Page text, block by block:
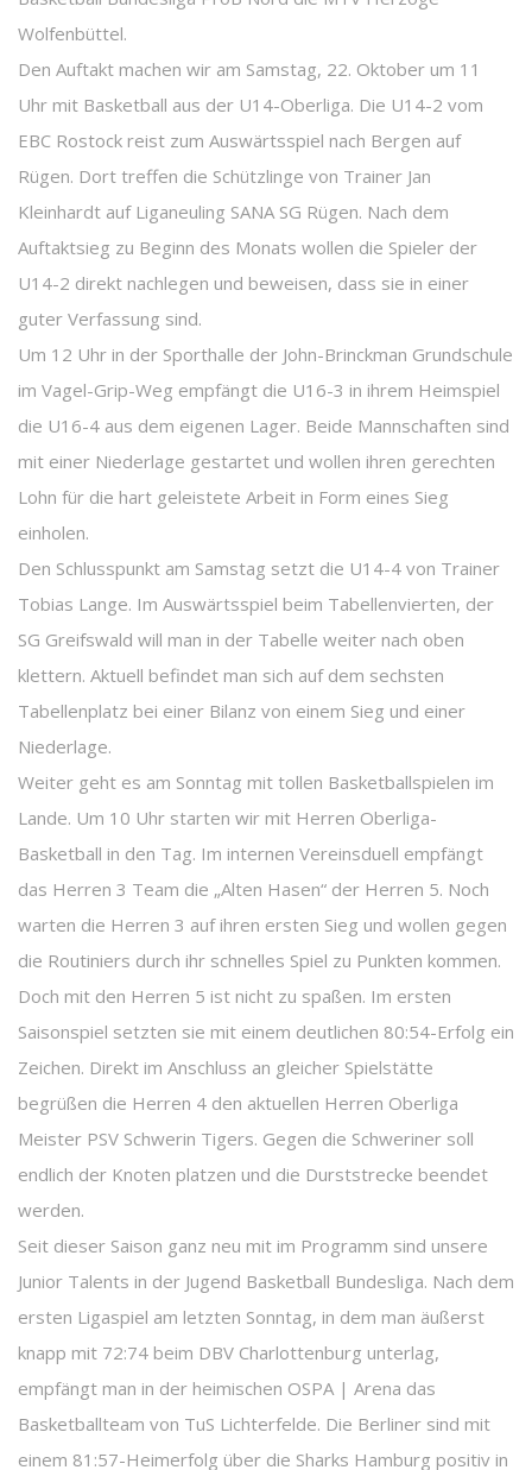
Wolfenbüttel.
Den Auftakt machen wir am Samstag, 22. Oktober um 11
Uhr mit Basketball aus der U14-Oberliga. Die U14-2 vom
EBC Rostock reist zum Auswärtsspiel nach Bergen auf
Rügen. Dort treffen die Schützlinge von Trainer Jan
Kleinhardt auf Liganeuling SANA SG Rügen. Nach dem
Auftaktsieg zu Beginn des Monats wollen die Spieler der
U14-2 direkt nachlegen und beweisen, dass sie in einer
guter Verfassung sind.
Um 12 Uhr in der Sporthalle der John-Brinckman Grundschule
im Vagel-Grip-Weg empfängt die U16-3 in ihrem Heimspiel
die U16-4 aus dem eigenen Lager. Beide Mannschaften sind
mit einer Niederlage gestartet und wollen ihren gerechten
Lohn für die hart geleistete Arbeit in Form eines Sieg
einholen.
Den Schlusspunkt am Samstag setzt die U14-4 von Trainer
Tobias Lange. Im Auswärtsspiel beim Tabellenvierten, der
SG Greifswald will man in der Tabelle weiter nach oben
klettern. Aktuell befindet man sich auf dem sechsten
Tabellenplatz bei einer Bilanz von einem Sieg und einer
Niederlage.
Weiter geht es am Sonntag mit tollen Basketballspielen im
Lande. Um 10 Uhr starten wir mit Herren Oberliga-
Basketball in den Tag. Im internen Vereinsduell empfängt
das Herren 3 Team die „Alten Hasen“ der Herren 5. Noch
warten die Herren 3 auf ihren ersten Sieg und wollen gegen
die Routiniers durch ihr schnelles Spiel zu Punkten kommen.
Doch mit den Herren 5 ist nicht zu spaßen. Im ersten
Saisonspiel setzten sie mit einem deutlichen 80:54-Erfolg ein
Zeichen. Direkt im Anschluss an gleicher Spielstätte
begrüßen die Herren 4 den aktuellen Herren Oberliga
Meister PSV Schwerin Tigers. Gegen die Schweriner soll
endlich der Knoten platzen und die Durststrecke beendet
werden.
Seit dieser Saison ganz neu mit im Programm sind unsere
Junior Talents in der Jugend Basketball Bundesliga. Nach dem
ersten Ligaspiel am letzten Sonntag, in dem man äußerst
knapp mit 72:74 beim DBV Charlottenburg unterlag,
empfängt man in der heimischen OSPA | Arena das
Basketballteam von TuS Lichterfelde. Die Berliner sind mit
einem 81:57-Heimerfolg über die Sharks Hamburg positiv in